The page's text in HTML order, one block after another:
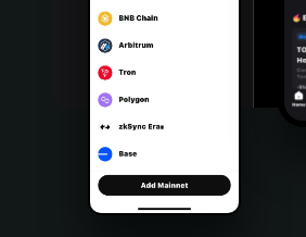
Português (Portugal)
Bahasa Indonesia
Português (Brasil)
Español (Argentina)